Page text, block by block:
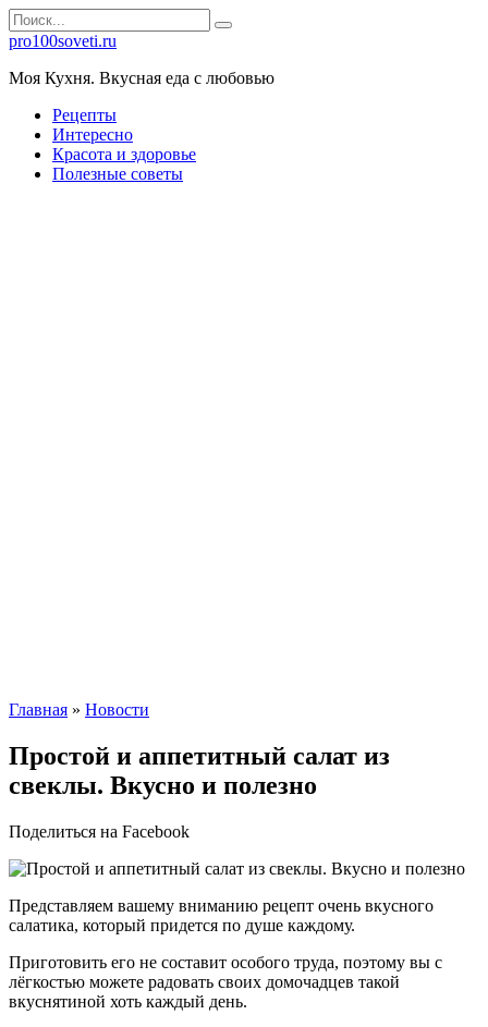
Перейти
к
контенту
Search
for:
pro100soveti.ru
Моя Кухня. Bкусная еда с любовью
Рецепты
Интересно
Красота и здоровье
Полезные советы
Главная » Новости
Простой и аппетитный салат из
свеклы. Вкусно и полезно
Поделиться на Facebook
Представляем вашему вниманию рецепт очень вкусного
салатика, который придется по душе каждому.
Приготовить его не составит особого труда, поэтому вы с
лёгкостью можете радовать своих домочадцев такой
вкуснятиной хоть каждый день.